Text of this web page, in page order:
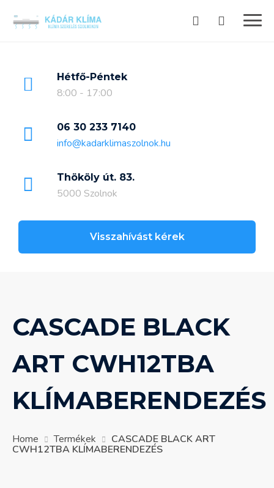
Hétfő-Péntek
8:00 - 17:00
06 30 233 7140
info@kadarklimaszolnok.hu
Thököly út. 83.
5000 Szolnok
Visszahívást kérek
CASCADE BLACK
ART CWH12TBA
KLÍMABERENDEZÉS
Home Termékek CASCADE BLACK ART
CWH12TBA KLÍMABERENDEZÉS